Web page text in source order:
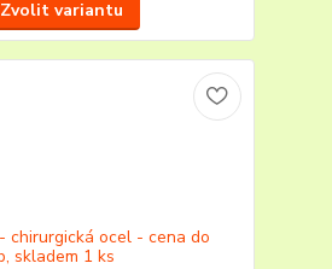
Zvolit variantu